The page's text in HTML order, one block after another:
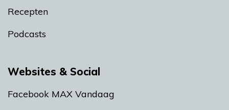
Recepten
Podcasts
Websites & Social
Facebook MAX Vandaag